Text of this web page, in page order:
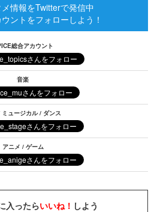
情報をTwitterで発信中
ントをフォローしよう！
総合アカウント
音楽
ュージカル / ダンス
アニメ / ゲーム
入ったらいいね！ しよう